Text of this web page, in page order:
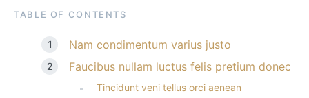
TABLE OF CONTENTS
Nam condimentum varius justo
Faucibus nullam luctus felis pretium donec
Tincidunt veni tellus orci aenean